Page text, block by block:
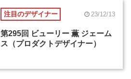
注目のデザイナー 23/12/13
第295回 ビューリー 薫 ジェーム
ス（プロダクトデザイナー）